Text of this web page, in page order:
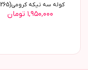
کوله سه تيکه کرومي(9265)
۱,۹۵۰,۰۰۰ تومان